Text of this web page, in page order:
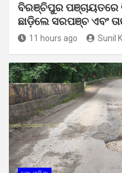
ବିରଞ୍ଚିପୁର ପଞ୍ଚାୟତରେ
ଛାଡ଼ିଲେ ସରପଞ୍ଚ ଏବଂ
11 hours ago Sunil